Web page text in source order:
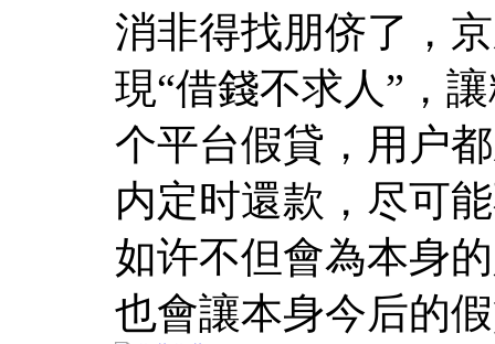
消非得找朋侪了，
現“借錢不求人”，
个平台假貸，用户
内定时還款，尽可
如许不但會為本身
也會讓本身今后的